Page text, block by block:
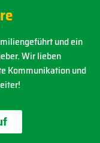
und ein
Wir lieben
Kommunikation und